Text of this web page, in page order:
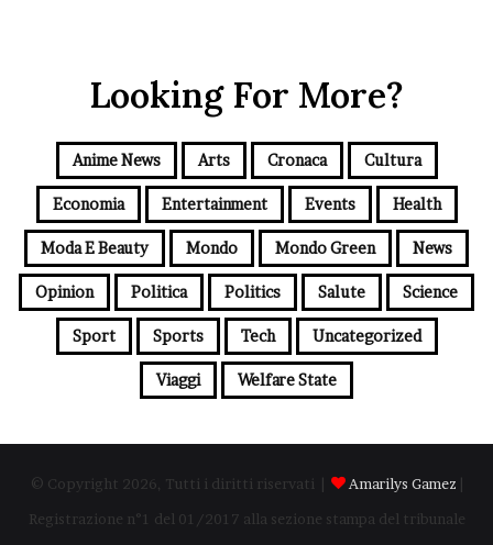
Looking For More?
Anime News Arts Cronaca Cultura
Economia Entertainment Events Health
Moda E Beauty Mondo Mondo Green News
Opinion Politica Politics Salute Science
Sport Sports Tech Uncategorized
Viaggi Welfare State
© Copyright 2026, Tutti i diritti riservati | Amarilys Gamez
Registrazione n°1 del 01/2017 alla sezione stampa del tribunale